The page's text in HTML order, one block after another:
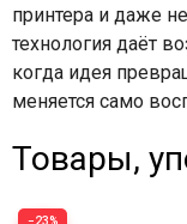
принтера и даже
технология даёт
когда идея
меняется само
Товары,
−23%